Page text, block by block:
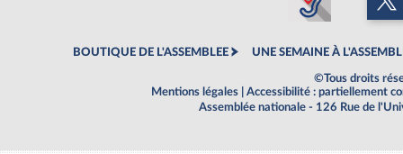
BOUTIQUE DE L'ASSEMBLEE UNE SEMAINE À
©Tous droits
Mentions légales
Accessibilité : partiellement
Assemblée nationale - 126 Rue de